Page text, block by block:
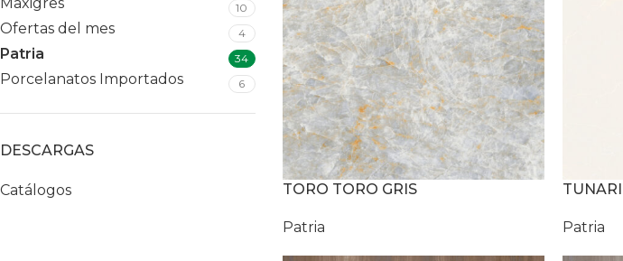
10
Ofertas del mes 4
Patria 34
Porcelanatos Importados 6
DESCARGAS
Catálogos TORO TORO GRIS
Patria
TUNARI
Patria